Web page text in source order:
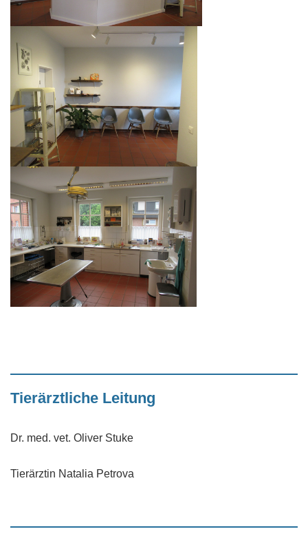
Tierärztliche Leitung
Dr. med. vet. Oliver Stuke
Tierärztin Natalia Petrova